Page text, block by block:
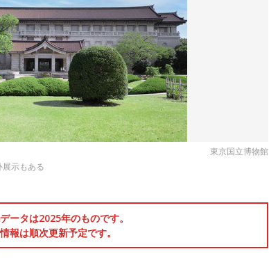
東京国立博物館
示もある
ータは2025年のものです。
報は順次更新予定です。